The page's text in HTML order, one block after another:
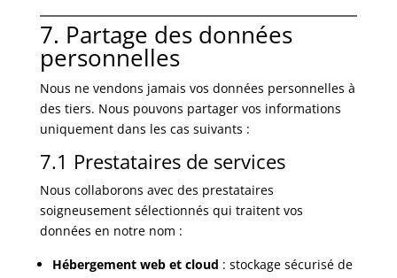
7. Partage des données
personnelles
Nous ne vendons jamais vos données personnelles à
des tiers. Nous pouvons partager vos informations
uniquement dans les cas suivants :
7.1 Prestataires de services
Nous collaborons avec des prestataires
soigneusement sélectionnés qui traitent vos
données en notre nom :
Hébergement web et cloud : stockage sécurisé de